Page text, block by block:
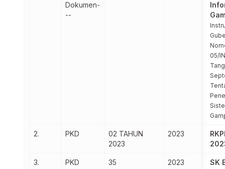
Dokumen-
--
05/
2. PKD
02 TAHUN
2023
2023
3. PKD 35 2023
SK